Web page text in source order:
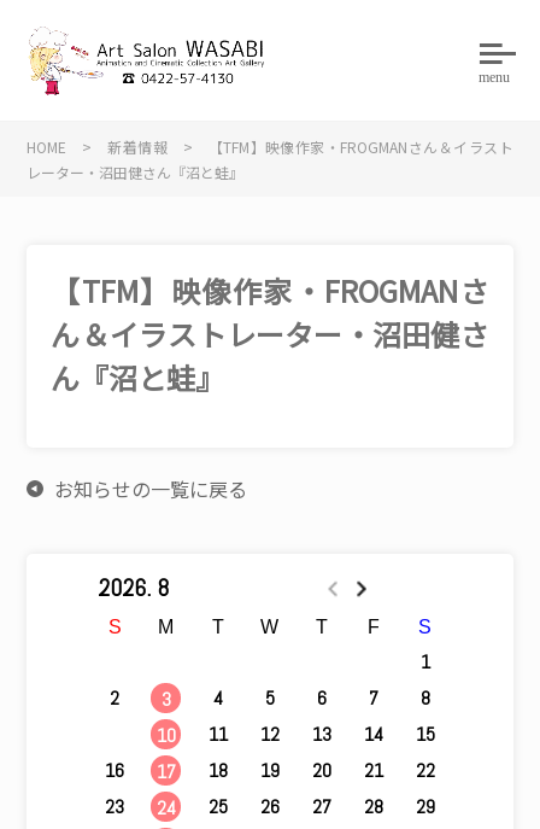
menu
HOME >新着情報 >
【TFM】映像作家・FROGMANさん＆イラスト
レーター・沼田健さん『沼と蛙』
【TFM】映像作家・FROGMANさ
ん＆イラストレーター・沼田健さ
ん『沼と蛙』
お知らせの一覧に戻る
2026. 8
S M T W T F S
1
2
3 4 5 6 7
8
10 11 12 13 14
15
16
17 18 19 20 21
22
23
24 25 26 27 28
29